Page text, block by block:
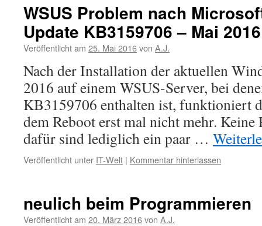
WSUS Problem nach
Update KB3159706 – Mai 2016
Veröffentlicht am 25. Mai 2016von A.J.
Nach der Installation der aktuellen
2016 auf einem WSUS-Server, bei
KB3159706 enthalten ist, funktioniert
dem Reboot erst mal nicht mehr. Keine
dafür sind lediglich ein paar …
Veröffentlicht unter IT-Welt | Kommentar hinterlassen
neulich beim Programmieren
Veröffentlicht am 20. März 2016von A.J.